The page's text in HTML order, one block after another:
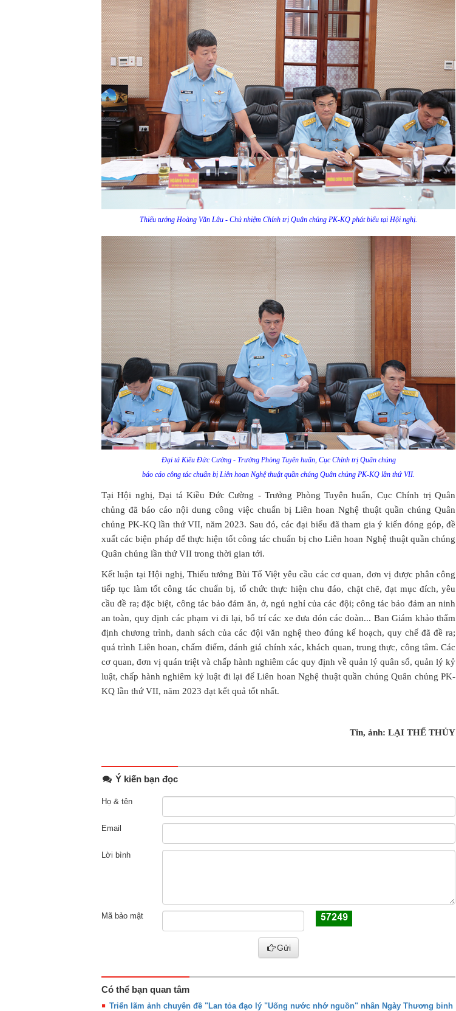
Thiếu tướng Hoàng Văn Lâu - Chủ nhiệm Chính trị Quân chủng PK-KQ phát biểu tại Hội nghị.
Đại tá Kiều Đức Cường - Trưởng Phòng Tuyên huấn, Cục Chính trị Quân chủng
báo cáo công tác chuẩn bị Liên hoan Nghệ thuật quần chúng Quân chủng PK-KQ lần thứ VII.
Tại Hội nghị, Đại tá Kiều Đức Cường - Trưởng Phòng Tuyên huấn, Cục Chính trị Quân
chủng đã báo cáo nội dung công việc chuẩn bị Liên hoan Nghệ thuật quần chúng Quân
chủng PK-KQ lần thứ VII, năm 2023. Sau đó, các đại biểu đã tham gia ý kiến đóng góp, đề
xuất các biện pháp để thực hiện tốt công tác chuẩn bị cho Liên hoan Nghệ thuật quần chúng
Quân chủng lần thứ VII trong thời gian tới.
Kết luận tại Hội nghị, Thiếu tướng Bùi Tố Việt yêu cầu các cơ quan, đơn vị được phân công
tiếp tục làm tốt công tác chuẩn bị, tổ chức thực hiện chu đáo, chặt chẽ, đạt mục đích, yêu
cầu đề ra; đặc biệt, công tác bảo đảm ăn, ở, ngủ nghỉ của các đội; công tác bảo đảm an ninh
an toàn, quy định các phạm vi đi lại, bố trí các xe đưa đón các đoàn... Ban Giám khảo thẩm
định chương trình, danh sách của các đội văn nghệ theo đúng kế hoạch, quy chế đã đề ra;
quá trình Liên hoan, chấm điểm, đánh giá chính xác, khách quan, trung thực, công tâm. Các
cơ quan, đơn vị quán triệt và chấp hành nghiêm các quy định về quản lý quân số, quản lý kỷ
luật, chấp hành nghiêm kỷ luật đi lại để Liên hoan Nghệ thuật quần chúng Quân chủng PK-
KQ lần thứ VII, năm 2023 đạt kết quả tốt nhất.
Tin, ảnh: LẠI THẾ THỦY
Ý kiến bạn đọc
Họ & tên
Email
Lời bình
Mã bảo mật
Gửi
Có thể bạn quan tâm
Triển lãm ảnh chuyên đề "Lan tỏa đạo lý "Uống nước nhớ nguồn" nhân Ngày Thương binh